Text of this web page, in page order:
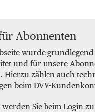
Abonnenten
wurde grundlegend
und für unsere
Hierzu zählen auch
beim DVV-
Sie beim Login